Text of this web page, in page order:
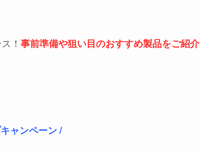
！ 事前準備や狙い目のおすすめ製品をご紹介
ャンペーン /